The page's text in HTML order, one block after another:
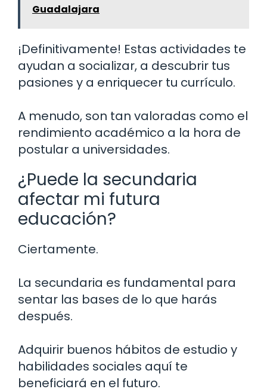
Guadalajara
¡Definitivamente! Estas actividades te
ayudan a socializar, a descubrir tus
pasiones y a enriquecer tu currículo.
A menudo, son tan valoradas como el
rendimiento académico a la hora de
postular a universidades.
¿Puede la secundaria
afectar mi futura
educación?
Ciertamente.
La secundaria es fundamental para
sentar las bases de lo que harás
después.
Adquirir buenos hábitos de estudio y
habilidades sociales aquí te
beneficiará en el futuro.